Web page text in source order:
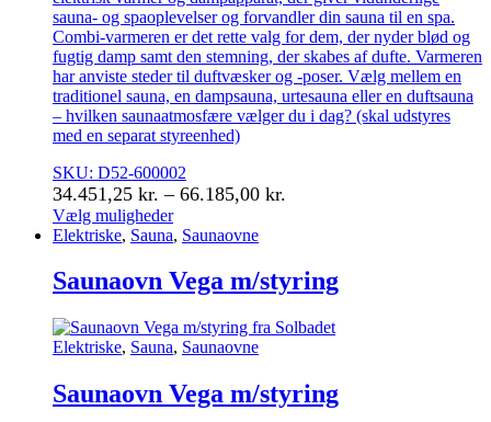
sauna- og spaoplevelser og forvandler din sauna til en spa.
Combi-varmeren er det rette valg for dem, der nyder blød og
fugtig damp samt den stemning, der skabes af dufte. Varmeren
har anviste steder til duftvæsker og -poser. Vælg mellem en
traditionel sauna, en dampsauna, urtesauna eller en duftsauna
– hvilken saunaatmosfære vælger du i dag? (skal udstyres
med en separat styreenhed)
SKU: D52-600002
34.451,25 kr. – 66.185,00 kr.
Vælg muligheder
Dette
har
flere
Mulighederne
kan
på
varesiden
Elektriske, Sauna, Saunaovne
Saunaovn Vega m/styring
Elektriske, Sauna, Saunaovne
Saunaovn Vega m/styring